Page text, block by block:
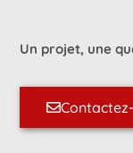
Un projet, une